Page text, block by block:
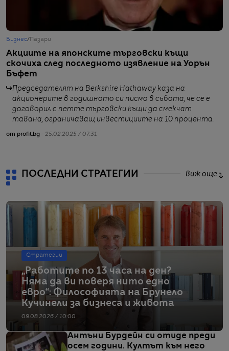
Бизнес/ Пазари
Акциите на японските търговски къщи
скочиха след последното изявление на Уорън
Бъфет
Председателят на Berkshire Hathaway каза на
акционерите в годишното си писмо в събота, че се е
договорил с петте търговски къщи да смекчат
тавана, ограничаващ инвестициите на 10 процента.
от profit.bg - 25.02.2025 / 07:31
ПОСЛЕДНИ СТРАТЕГИИ виж още
Стратегии
„Работите по 13 часа на ден?
Няма да ви поверя нито едно
евро“: Философията на Брунело
Кучинели за бизнеса и живота
09.08.2026 / 10:00
Антъни Бурдейн си отиде преди
осем години. Култът към него